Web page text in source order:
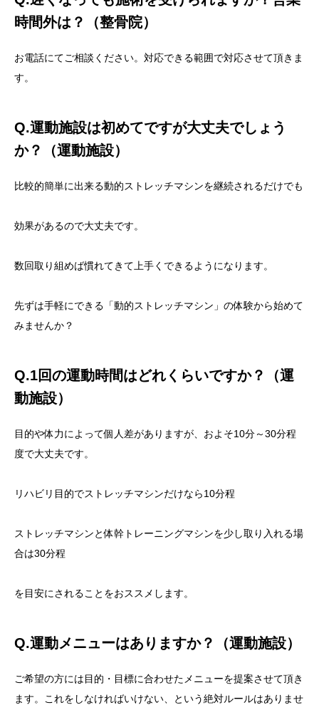
時間外は？（整骨院）
お電話にてご相談ください。対応できる範囲で対応させて頂きま
す。
Q.運動施設は初めてですが大丈夫でしょう
か？（運動施設）
比較的簡単に出来る動的ストレッチマシンを継続されるだけでも
効果があるので大丈夫です。
数回取り組めば慣れてきて上手くできるようになります。
先ずは手軽にできる「動的ストレッチマシン」の体験から始めて
みませんか？
Q.1回の運動時間はどれくらいですか？（運
動施設）
目的や体力によって個人差がありますが、およそ10分～30分程
度で大丈夫です。
リハビリ目的でストレッチマシンだけなら10分程
ストレッチマシンと体幹トレーニングマシンを少し取り入れる場
合は30分程
を目安にされることをおススメします。
Q.運動メニューはありますか？（運動施設）
ご希望の方には目的・目標に合わせたメニューを提案させて頂き
ます。これをしなければいけない、という絶対ルールはありませ